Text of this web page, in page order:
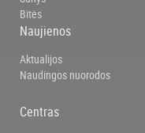
Bitės
Naujienos
Aktualijos
Naudingos nuorodos
Centras